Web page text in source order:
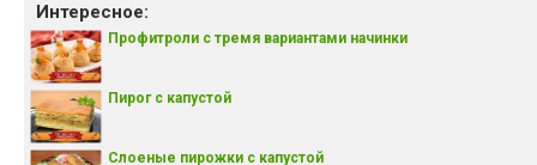
Интересное:
Профитроли с тремя вариантами начинки
Пирог с капустой
Слоеные пирожки с капустой